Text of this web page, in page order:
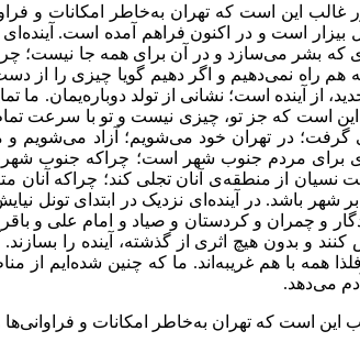
این است که تهران به‌خاطر امکانات و
بیزار است و در اکنون فراهم آمده است.
که بشر می‌سازد و در آن برای همه جا نیست؛
نمی‌دهیم و اگر دهیم گویا چیزی را از دست
آینده است؛ نشانی از تولد دوباره‌یمان. ما
این است که جز تو، چیزی نیست و تو با سرعت
گرفت؛ در تهران خود می‌شویم؛ آزاد می‌شویم
برای مردم جنوب شهر است؛ چراکه جنوب
نسیان از منطقه‌ی آنان تجلی کند؛ چراکه آنان
باشد. در آینده‌ای نزدیک در ابتدای تونل
و چمران و کردستان و صیاد و امام علی و
بدون هیچ اثری از گذشته، آینده را بسازند.
همه با هم غریبه‌اند. ما که چنین شده‌ایم از
می‌دهد.
است که تهران به‌خاطر امکانات و